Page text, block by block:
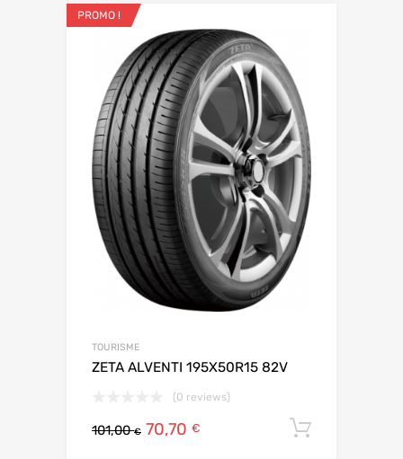
PROMO !
TOURISME
ZETA ALVENTI 195X50R15 82V
(0 reviews)
101,00€ 70,70 €